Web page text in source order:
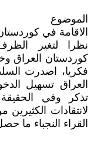
الموضوع
الاقامة في
نظرا لتغير
كوردستان العراق
فكريا، اصدرت
العراق تسهيل
تذكر وفي
لانتقادات
القراء النجباء ما